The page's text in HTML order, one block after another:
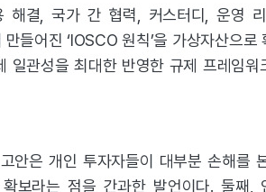
결, 국가 간 협력, 커스터디, 운영
어진 ‘IOSCO 원칙’을 가상자산으로
관성을 최대한 반영한 규제 프레임
안은 개인 투자자들이 대부분 손해를
보라는 점을 간과한 발언이다. 둘째,